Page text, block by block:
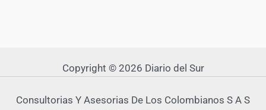
Copyright © 2026 Diario del Sur
Consultorias Y Asesorias De Los Colombianos S A S